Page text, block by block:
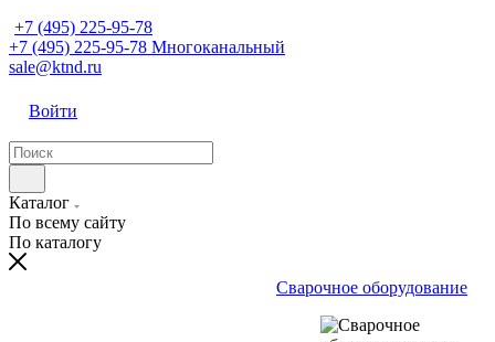
+7 (495) 225-95-78
+7 (495) 225-95-78 Многоканальный
sale@ktnd.ru
Войти
Каталог
По всему сайту
По каталогу
Сварочное оборудование